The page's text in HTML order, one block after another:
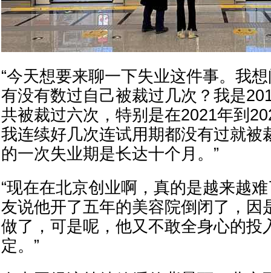
“今天想要来聊一下失业这件事。我
有没有数过自己被裁过几次？我是
共被裁过六次，特别是在2021年到
我连续好几次连试用期都没有过就被
的一次失业期是长达十个月。”
“现在在北京创业啊，真的是越来越
友说他开了五年的美容院倒闭了，因
做了，可是呢，他又不敢全身心的投
定。”